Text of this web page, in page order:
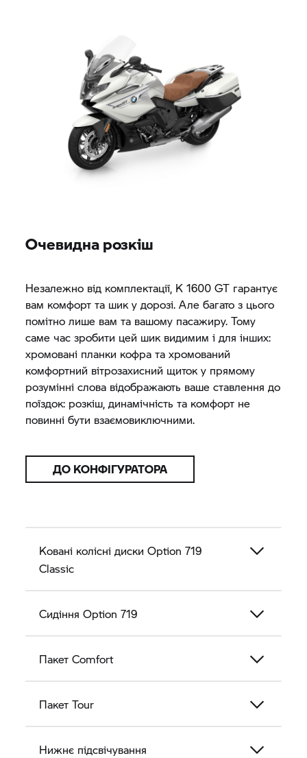
Очевидна розкіш
Незалежно від комплектації, K 1600 GT гарантує
вам комфорт та шик у дорозі. Але багато з цього
помітно лише вам та вашому пасажиру. Тому
саме час зробити цей шик видимим і для інших:
хромовані планки кофра та хромований
комфортний вітрозахисний щиток у прямому
розумінні слова відображають ваше ставлення до
поїздок: розкіш, динамічність та комфорт не
повинні бути взаємовиключними.
ДО КОНФІГУРАТОРА
Ковані колісні диски Option 719
Classic
Сидіння Option 719
Пакет Comfort
Пакет Tour
Нижнє підсвічування